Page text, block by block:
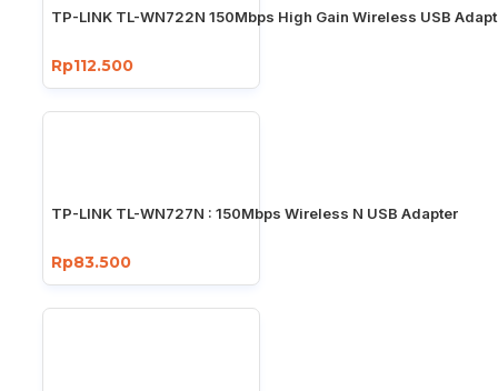
TP-LINK TL-WN722N 150Mbps High Gain Wireless USB
Rp112.500
TP-LINK TL-WN727N : 150Mbps Wireless N USB Adapter
Rp83.500